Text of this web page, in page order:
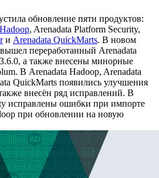
обновление пяти продуктов:
, Arenadata Platform Security,
и Arenadata QuickMarts. В новом
переработанный Arenadata
а также внесены минорные
В Arenadata Hadoop, Arenadata
QuickMarts появились улучшения
внесён ряд исправлений. В
исправлены ошибки при импорте
при обновлении на новую